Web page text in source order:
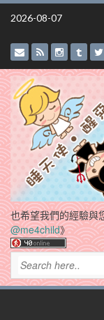
Skip
2026-08-07
也希望我們的經驗
@me4child》